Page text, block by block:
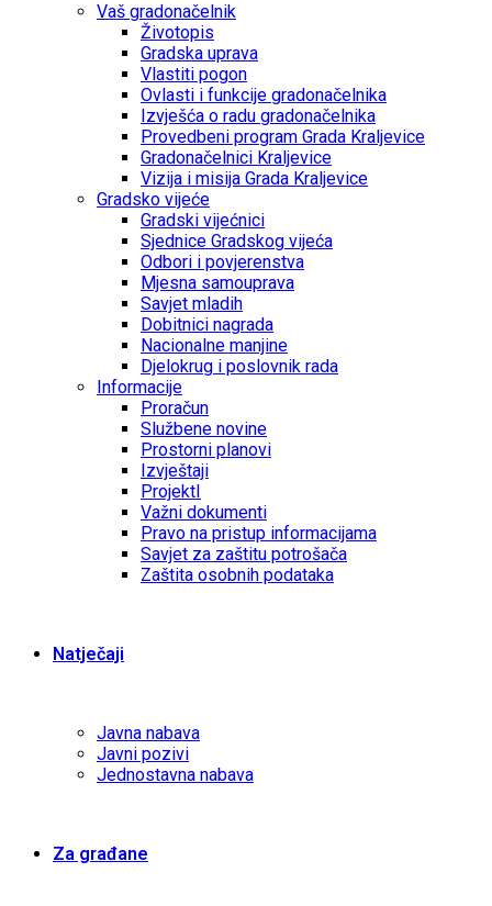
Vaš gradonačelnik
Životopis
Gradska uprava
Vlastiti pogon
Ovlasti i funkcije gradonačelnika
Izvješća o radu gradonačelnika
Provedbeni program Grada Kraljevice
Gradonačelnici Kraljevice
Vizija i misija Grada Kraljevice
Gradsko vijeće
Gradski vijećnici
Sjednice Gradskog vijeća
Odbori i povjerenstva
Mjesna samouprava
Savjet mladih
Dobitnici nagrada
Nacionalne manjine
Djelokrug i poslovnik rada
Informacije
Proračun
Službene novine
Prostorni planovi
Izvještaji
ProjektI
Važni dokumenti
Pravo na pristup informacijama
Savjet za zaštitu potrošača
Zaštita osobnih podataka
Natječaji
Javna nabava
Javni pozivi
Jednostavna nabava
Za građane